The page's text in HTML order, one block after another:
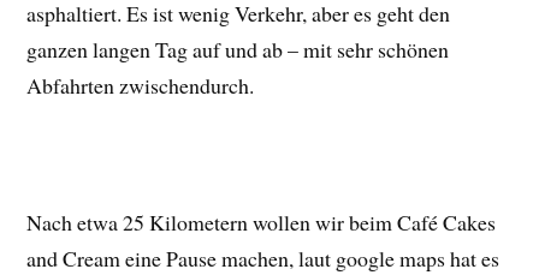
asphaltiert. Es ist wenig Verkehr, aber es geht den
ganzen langen Tag auf und ab – mit sehr schönen
Abfahrten zwischendurch.
Nach etwa 25 Kilometern wollen wir beim Café Cakes
and Cream eine Pause machen, laut google maps hat es